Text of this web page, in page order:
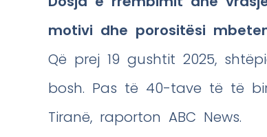
motivi dhe porositësi
Që prej 19 gushtit 2025,
bosh. Pas të 40-tave të të
Tiranë, raporton ABC News.